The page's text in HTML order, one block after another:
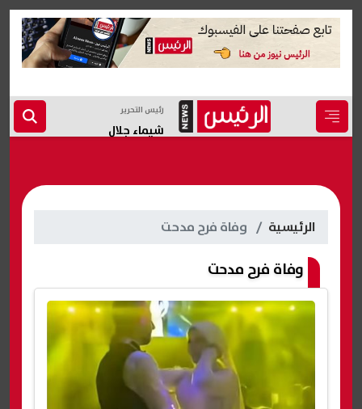
رئيس التحرير
شيماء جلال
الرئيسية وفاة فرح مدحت
وفاة فرح مدحت